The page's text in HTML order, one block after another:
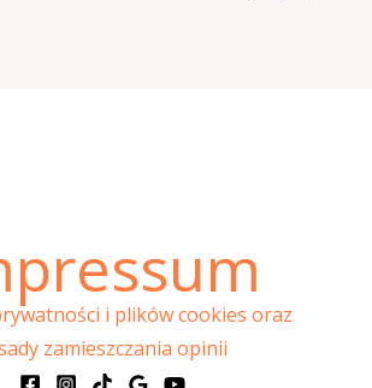
i plików cookies oraz
zamieszczania opinii